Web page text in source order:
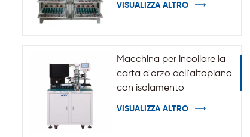
VISUALIZZA ALTRO
Macchina per incollare la
carta d'orzo dell'altopiano
con isolamento
VISUALIZZA ALTRO